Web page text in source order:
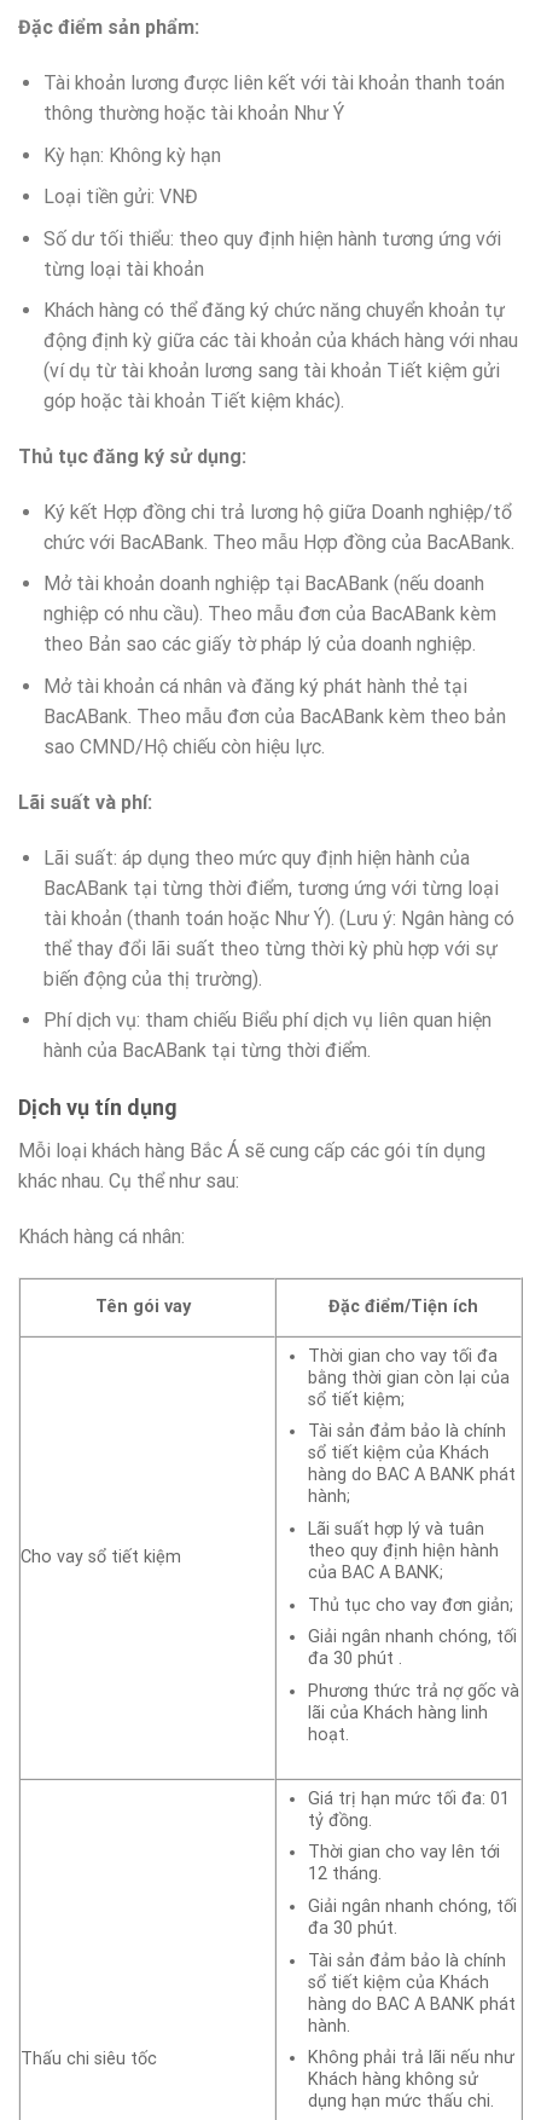
Đặc điểm sản phẩm:
Tài khoản lương được liên kết với tài khoản thanh toán
thông thường hoặc tài khoản Như Ý
Kỳ hạn: Không kỳ hạn
Loại tiền gửi: VNĐ
Số dư tối thiểu: theo quy định hiện hành tương ứng với
từng loại tài khoản
Khách hàng có thể đăng ký chức năng chuyển khoản tự
động định kỳ giữa các tài khoản của khách hàng với nhau
(ví dụ từ tài khoản lương sang tài khoản Tiết kiệm gửi
góp hoặc tài khoản Tiết kiệm khác).
Thủ tục đăng ký sử dụng:
Ký kết Hợp đồng chi trả lương hộ giữa Doanh nghiệp/tổ
chức với BacABank. Theo mẫu Hợp đồng của BacABank.
Mở tài khoản doanh nghiệp tại BacABank (nếu doanh
nghiệp có nhu cầu). Theo mẫu đơn của BacABank kèm
theo Bản sao các giấy tờ pháp lý của doanh nghiệp.
Mở tài khoản cá nhân và đăng ký phát hành thẻ tại
BacABank. Theo mẫu đơn của BacABank kèm theo bản
sao CMND/Hộ chiếu còn hiệu lực.
Lãi suất và phí:
Lãi suất: áp dụng theo mức quy định hiện hành của
BacABank tại từng thời điểm, tương ứng với từng loại
tài khoản (thanh toán hoặc Như Ý). (Lưu ý: Ngân hàng có
thể thay đổi lãi suất theo từng thời kỳ phù hợp với sự
biến động của thị trường).
Phí dịch vụ: tham chiếu Biểu phí dịch vụ liên quan hiện
hành của BacABank tại từng thời điểm.
Dịch vụ tín dụng
Mỗi loại khách hàng Bắc Á sẽ cung cấp các gói tín dụng
khác nhau. Cụ thể như sau:
Khách hàng cá nhân:
Tên gói vay Đặc điểm/Tiện ích
Cho vay sổ tiết kiệm
Thời gian cho vay tối đa
bằng thời gian còn lại của
sổ tiết kiệm;
Tài sản đảm bảo là chính
sổ tiết kiệm của Khách
hàng do BAC A BANK phát
hành;
Lãi suất hợp lý và tuân
theo quy định hiện hành
của BAC A BANK;
Thủ tục cho vay đơn giản;
Giải ngân nhanh chóng, tối
đa 30 phút .
Phương thức trả nợ gốc và
lãi của Khách hàng linh
hoạt.
Thấu chi siêu tốc
Giá trị hạn mức tối đa: 01
tỷ đồng.
Thời gian cho vay lên tới
12 tháng.
Giải ngân nhanh chóng, tối
đa 30 phút.
Tài sản đảm bảo là chính
sổ tiết kiệm của Khách
hàng do BAC A BANK phát
hành.
Không phải trả lãi nếu như
Khách hàng không sử
dụng hạn mức thấu chi.